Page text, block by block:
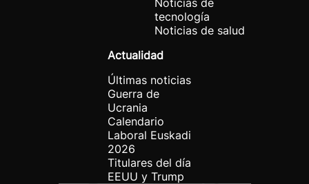
Noticias de
tecnología
Noticias de salud
Actualidad
Últimas noticias
Guerra de
Ucrania
Calendario
Laboral Euskadi
2026
Titulares del día
EEUU y Trump